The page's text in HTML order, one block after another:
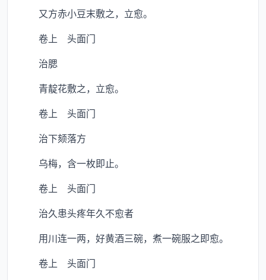
又方赤小豆末敷之，立愈。
卷上 头面门
治腮
青靛花敷之，立愈。
卷上 头面门
治下颏落方
乌梅，含一枚即止。
卷上 头面门
治久患头疼年久不愈者
用川连一两，好黄酒三碗，煮一碗服之即愈。
卷上 头面门